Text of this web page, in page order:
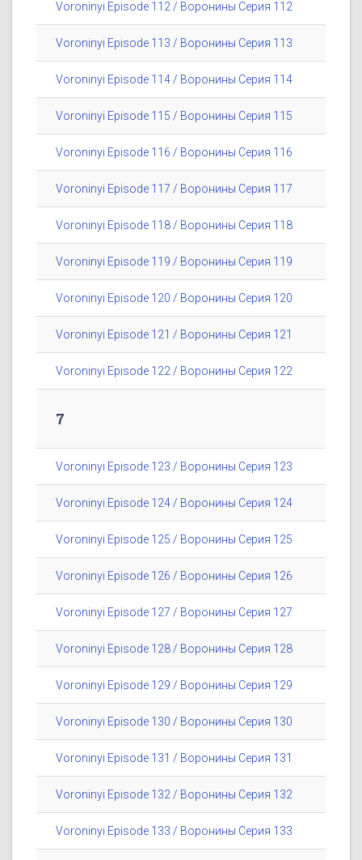
Voroninyi Episode 112 / Воронины Серия 112
Voroninyi Episode 113 / Воронины Серия 113
Voroninyi Episode 114 / Воронины Серия 114
Voroninyi Episode 115 / Воронины Серия 115
Voroninyi Episode 116 / Воронины Серия 116
Voroninyi Episode 117 / Воронины Серия 117
Voroninyi Episode 118 / Воронины Серия 118
Voroninyi Episode 119 / Воронины Серия 119
Voroninyi Episode 120 / Воронины Серия 120
Voroninyi Episode 121 / Воронины Серия 121
Voroninyi Episode 122 / Воронины Серия 122
7
Voroninyi Episode 123 / Воронины Серия 123
Voroninyi Episode 124 / Воронины Серия 124
Voroninyi Episode 125 / Воронины Серия 125
Voroninyi Episode 126 / Воронины Серия 126
Voroninyi Episode 127 / Воронины Серия 127
Voroninyi Episode 128 / Воронины Серия 128
Voroninyi Episode 129 / Воронины Серия 129
Voroninyi Episode 130 / Воронины Серия 130
Voroninyi Episode 131 / Воронины Серия 131
Voroninyi Episode 132 / Воронины Серия 132
Voroninyi Episode 133 / Воронины Серия 133